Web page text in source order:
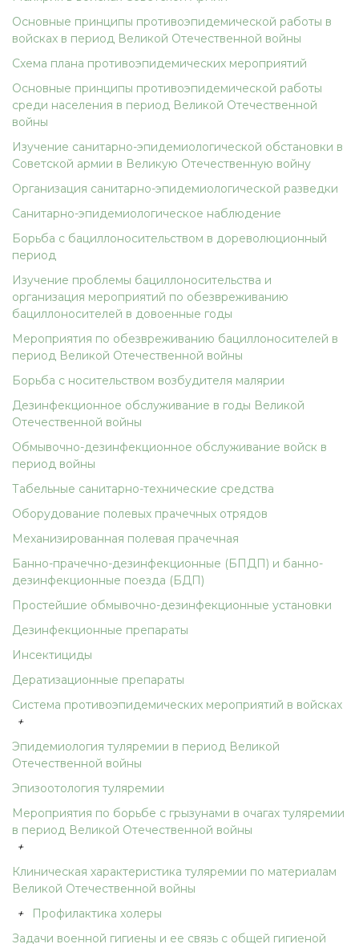
Основные принципы противоэпидемической работы в
войсках в период Великой Отечественной войны
Схема плана противоэпидемических мероприятий
Основные принципы противоэпидемической работы
среди населения в период Великой Отечественной
войны
Изучение санитарно-эпидемиологической обстановки в
Советской армии в Великую Отечественную войну
Организация санитарно-эпидемиологической разведки
Санитарно-эпидемиологическое наблюдение
Борьба с бациллоносительством в дореволюционный
период
Изучение проблемы бациллоносительства и
организация мероприятий по обезвреживанию
бациллоносителей в довоенные годы
Мероприятия по обезвреживанию бациллоносителей в
период Великой Отечественной войны
Борьба с носительством возбудителя малярии
Дезинфекционное обслуживание в годы Великой
Отечественной войны
Обмывочно-дезинфекционное обслуживание войск в
период войны
Табельные санитарно-технические средства
Оборудование полевых прачечных отрядов
Механизированная полевая прачечная
Банно-прачечно-дезинфекционные (БПДП) и банно-
дезинфекционные поезда (БДП)
Простейшие обмывочно-дезинфекционные установки
Дезинфекционные препараты
Инсектициды
Дератизационные препараты
Система противоэпидемических мероприятий в войсках
+
Эпидемиология туляремии в период Великой
Отечественной войны
Эпизоотология туляремии
Мероприятия по борьбе с грызунами в очагах туляремии
в период Великой Отечественной войны
+
Клиническая характеристика туляремии по материалам
Великой Отечественной войны
+
Профилактика холеры
Задачи военной гигиены и ее связь с общей гигиеной